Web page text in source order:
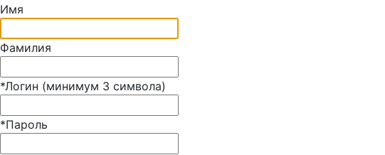
Имя
Фамилия
*Логин (минимум 3 символа)
*Пароль